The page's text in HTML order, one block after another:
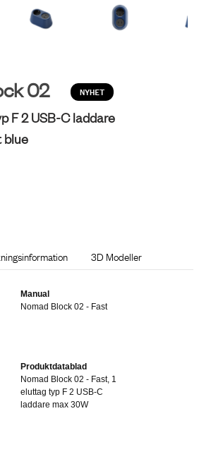
02 NYHET
F 2 USB-C laddare
blue
3D Modeller
Manual
Nomad Block 02 - Fast
Produktdatablad
Nomad Block 02 - Fast, 1
eluttag typ F 2 USB-C
laddare max 30W